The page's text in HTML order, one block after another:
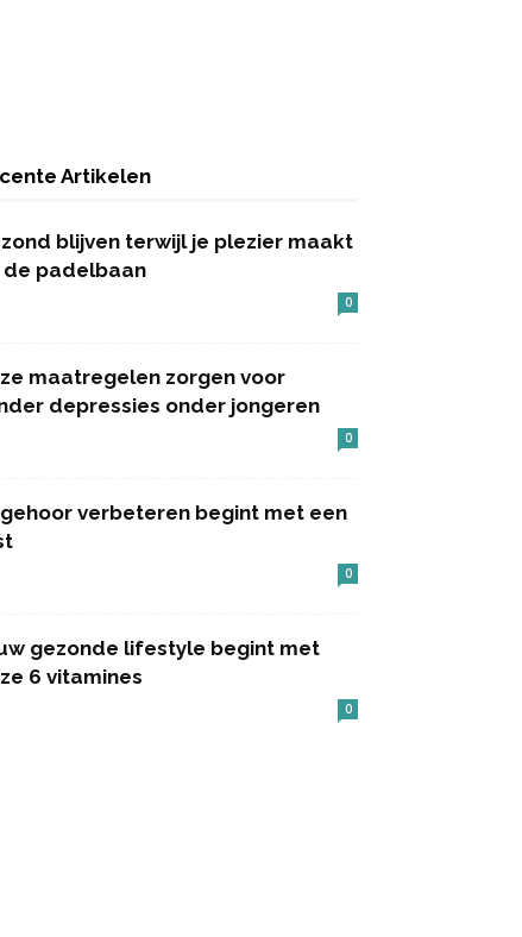
Artikelen
blijven terwijl je plezier maakt
de padelbaan
0
maatregelen zorgen voor
depressies onder jongeren
0
verbeteren begint met een
0
gezonde lifestyle begint met
6 vitamines
0